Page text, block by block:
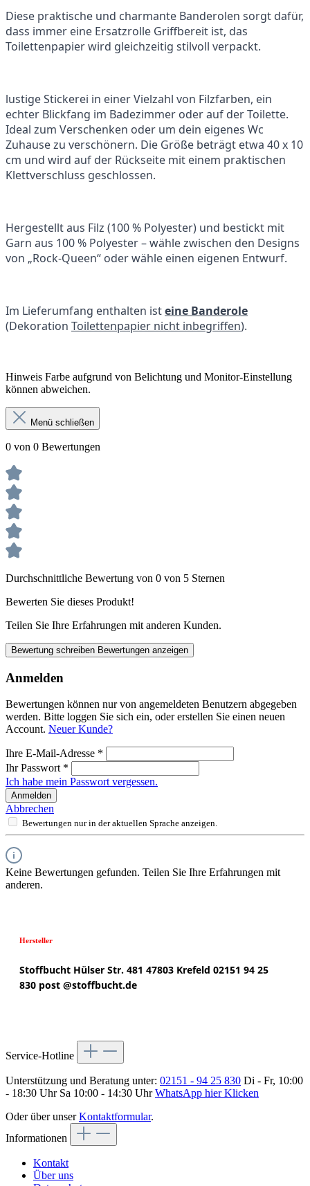
Diese praktische und charmante Banderolen sorgt dafür,
dass immer eine Ersatzrolle Griffbereit ist, das
Toilettenpapier wird gleichzeitig stilvoll verpackt.
lustige Stickerei in einer Vielzahl von Filzfarben, ein
echter Blickfang im Badezimmer oder auf der Toilette.
Ideal zum Verschenken oder um dein eigenes Wc
Zuhause zu verschönern. Die Größe beträgt etwa 40 x 10
cm und wird auf der Rückseite mit einem praktischen
Klettverschluss geschlossen.
Hergestellt aus Filz (100 % Polyester) und bestickt mit
Garn aus 100 % Polyester – wähle zwischen den Designs
von „Rock-Queen“ oder wähle einen eigenen Entwurf.
Im Lieferumfang enthalten isteine Banderole
(Dekoration Toilettenpapier nicht inbegriffen).
Hinweis Farbe aufgrund von Belichtung und Monitor-Einstellung
können abweichen.
Menü schließen
0 von 0 Bewertungen
Durchschnittliche Bewertung von 0 von 5 Sternen
Bewerten Sie dieses Produkt!
Teilen Sie Ihre Erfahrungen mit anderen Kunden.
Bewertung schreiben Bewertungen anzeigen
Anmelden
Bewertungen können nur von angemeldeten Benutzern abgegeben
werden. Bitte loggen Sie sich ein, oder erstellen Sie einen neuen
Account. Neuer Kunde?
Ihre E-Mail-Adresse *
Ihr Passwort *
Ich habe mein Passwort vergessen.
Anmelden
Abbrechen
Bewertungen nur in der aktuellen Sprache anzeigen.
Keine Bewertungen gefunden. Teilen Sie Ihre Erfahrungen mit
anderen.
Hersteller
Stoffbucht Hülser Str. 481 47803 Krefeld 02151 94 25
830 post @stoffbucht.de
Service-Hotline
Unterstützung und Beratung unter: 02151 - 94 25 830 Di - Fr, 10:00
- 18:30 Uhr Sa 10:00 - 14:30 UhrWhatsApp hier Klicken
Oder über unserKontaktformular.
Informationen
Kontakt
Über uns